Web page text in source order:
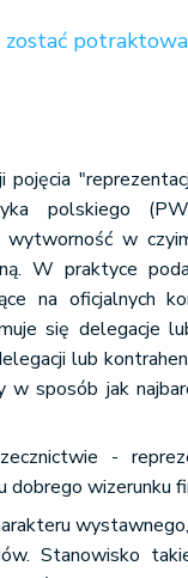
zostać
polskiego
wytworność w
W praktyce
na oficjalnych
się delegacje
lub
w sposób jak
-
dobrego wizerunku
Stanowisko